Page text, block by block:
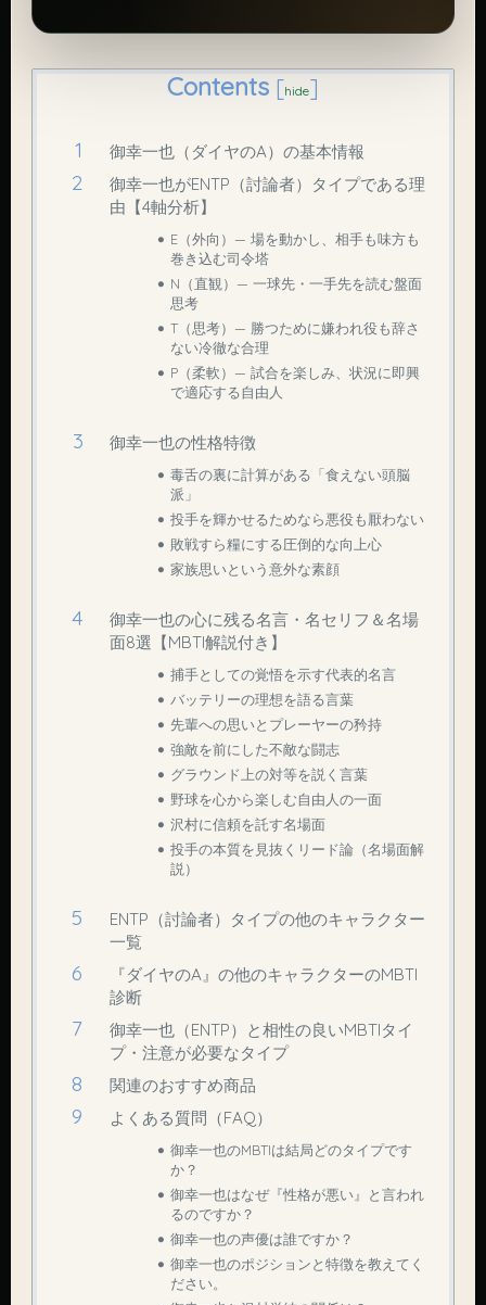
Contents [hide]
御幸一也（ダイヤのA）の基本情報
御幸一也がENTP（討論者）タイプである理
由【4軸分析】
E（外向）— 場を動かし、相手も味方も
巻き込む司令塔
N（直観）— 一球先・一手先を読む盤面
思考
T（思考）— 勝つために嫌われ役も辞さ
ない冷徹な合理
P（柔軟）— 試合を楽しみ、状況に即興
で適応する自由人
御幸一也の性格特徴
毒舌の裏に計算がある「食えない頭脳
派」
投手を輝かせるためなら悪役も厭わない
敗戦すら糧にする圧倒的な向上心
家族思いという意外な素顔
御幸一也の心に残る名言・名セリフ＆名場
面8選【MBTI解説付き】
捕手としての覚悟を示す代表的名言
バッテリーの理想を語る言葉
先輩への思いとプレーヤーの矜持
強敵を前にした不敵な闘志
グラウンド上の対等を説く言葉
野球を心から楽しむ自由人の一面
沢村に信頼を託す名場面
投手の本質を見抜くリード論（名場面解
説）
ENTP（討論者）タイプの他のキャラクター
一覧
『ダイヤのA』の他のキャラクターのMBTI
診断
御幸一也（ENTP）と相性の良いMBTIタイ
プ・注意が必要なタイプ
関連のおすすめ商品
よくある質問（FAQ）
御幸一也のMBTIは結局どのタイプです
か？
御幸一也はなぜ『性格が悪い』と言われ
るのですか？
御幸一也の声優は誰ですか？
御幸一也のポジションと特徴を教えてく
ださい。